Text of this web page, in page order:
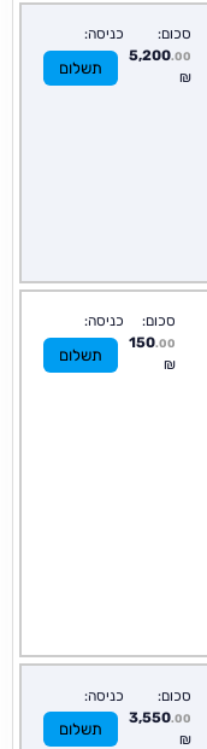
סכום:
5,200.00
₪
כניסה:
תשלום
סכום:
150.00
₪
כניסה:
תשלום
סכום:
3,550.00
₪
כניסה:
תשלום